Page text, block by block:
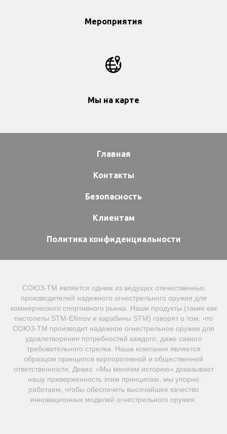
Мероприятия
Мы на карте
Главная
Контакты
Безопасность
Клиентам
Политика конфиденциальности
СОЮЗ-ТМ является одним из ведущих отечественных
производителей надежного огнестрельного оружия для
коммерческого спортивного рынка. Наши продукты (такие как
пистолеты STM-Efimov и карабины STM) говорят о том, что
СОЮЗ-ТМ производит надежное огнестрельное оружие для
удовлетворения потребностей каждого, даже самого
требовательного стрелка. Наша компания является
образцом принципов корпоративной и общественной
ответственности. Девиз: «Мы меняем историю» доказывает
нашу приверженность этим принципам, мы упорно
работаем, чтобы обеспечить высочайшее качество
инновационных моделей огнестрельного оружия.